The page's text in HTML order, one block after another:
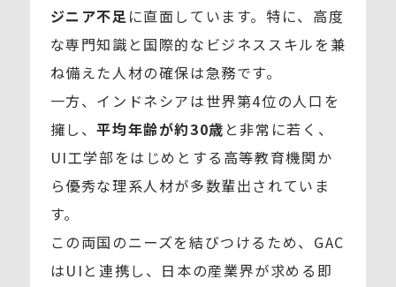
ジニア不足に直面しています。特に、高度
な専門知識と国際的なビジネススキルを兼
ね備えた人材の確保は急務です。
一方、インドネシアは世界第4位の人口を
擁し、平均年齢が約30歳 と非常に若く、
UI工学部をはじめとする高等教育機関か
ら優秀な理系人材が多数輩出されていま
す。
この両国のニーズを結びつけるため、GAC
はUIと連携し、日本の産業界が求める即